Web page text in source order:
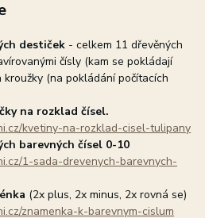
destiček - celkem 11 dřevěných
čísly (kam se pokládají
kroužky (na pokládání počítacích
na rozklad čísel.
kvetiny-na-rozklad-cisel-tulipany
barevných čísel 0-10
1-sada-drevenych-barevnych-
(2x plus, 2x minus, 2x rovná se)
znamenka-k-barevnym-cislum